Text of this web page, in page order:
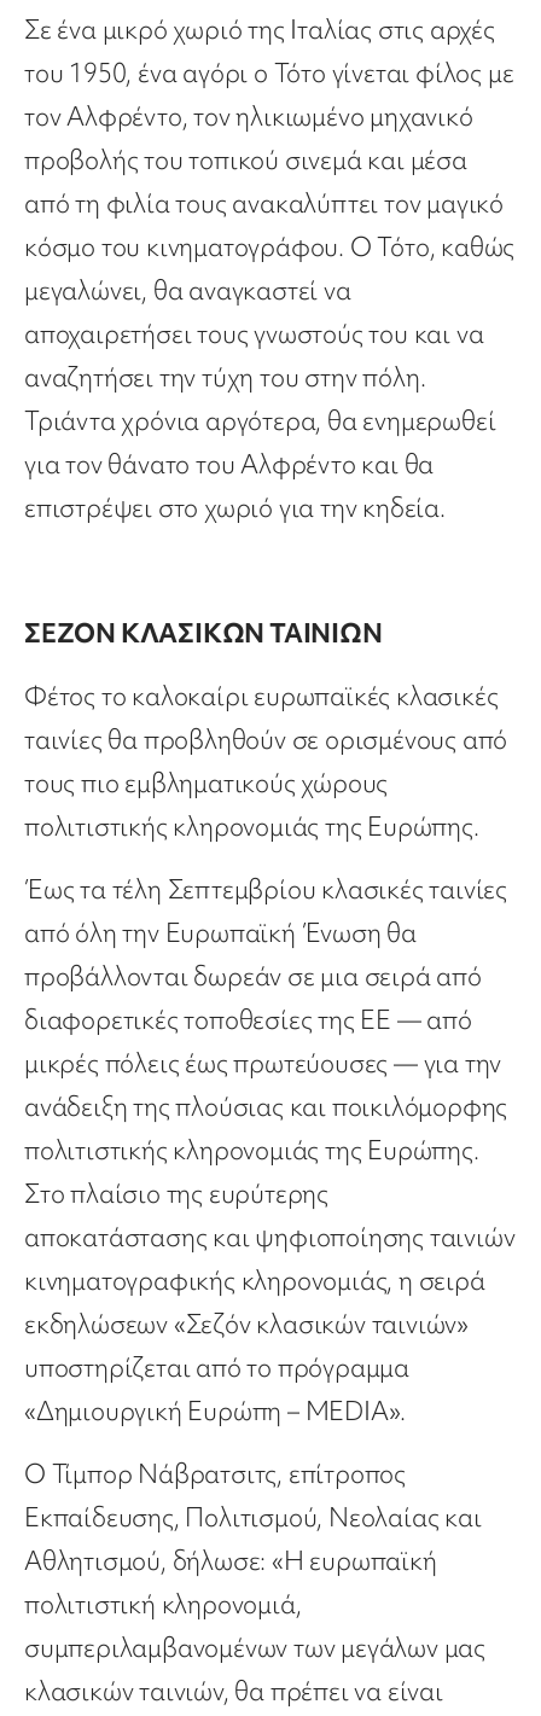
Σε ένα μικρό χωριό της Ιταλίας στις αρχές
του 1950, ένα αγόρι ο Τότο γίνεται φίλος με
τον Αλφρέντο, τον ηλικιωμένο μηχανικό
προβολής του τοπικού σινεμά και μέσα
από τη φιλία τους ανακαλύπτει τον μαγικό
κόσμο του κινηματογράφου. Ο Τότο, καθώς
μεγαλώνει, θα αναγκαστεί να
αποχαιρετήσει τους γνωστούς του και να
αναζητήσει την τύχη του στην πόλη.
Τριάντα χρόνια αργότερα, θα ενημερωθεί
για τον θάνατο του Αλφρέντο και θα
επιστρέψει στο χωριό για την κηδεία.
ΣΕΖΟΝ ΚΛΑΣΙΚΩΝ ΤΑΙΝΙΩΝ
Φέτος το καλοκαίρι ευρωπαϊκές κλασικές
ταινίες θα προβληθούν σε ορισμένους από
τους πιο εμβληματικούς χώρους
πολιτιστικής κληρονομιάς της Ευρώπης.
Έως τα τέλη Σεπτεμβρίου κλασικές ταινίες
από όλη την Ευρωπαϊκή Ένωση θα
προβάλλονται δωρεάν σε μια σειρά από
διαφορετικές τοποθεσίες της ΕΕ — από
μικρές πόλεις έως πρωτεύουσες — για την
ανάδειξη της πλούσιας και ποικιλόμορφης
πολιτιστικής κληρονομιάς της Ευρώπης.
Στο πλαίσιο της ευρύτερης
αποκατάστασης και ψηφιοποίησης ταινιών
κινηματογραφικής κληρονομιάς, η σειρά
εκδηλώσεων «Σεζόν κλασικών ταινιών»
υποστηρίζεται από το πρόγραμμα
«Δημιουργική Ευρώπη – MEDIA».
Ο Τίμπορ Νάβρατσιτς, επίτροπος
Εκπαίδευσης, Πολιτισμού, Νεολαίας και
Αθλητισμού, δήλωσε: «Η ευρωπαϊκή
πολιτιστική κληρονομιά,
συμπεριλαμβανομένων των μεγάλων μας
κλασικών ταινιών, θα πρέπει να είναι